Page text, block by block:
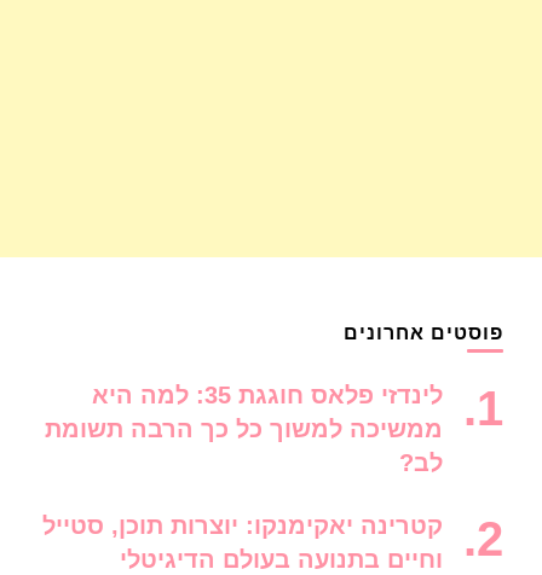
פוסטים אחרונים
לינדזי פלאס חוגגת 35: למה היא
ממשיכה למשוך כל כך הרבה תשומת
לב?
קטרינה יאקימנקו: יוצרות תוכן, סטייל
וחיים בתנועה בעולם הדיגיטלי